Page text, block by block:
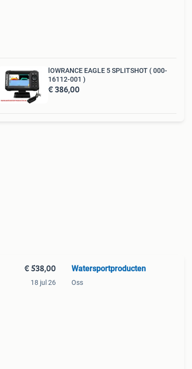
lOWRANCE EAGLE 5 SPLITSHOT ( 000-
16112-001 )
€ 386,00
€ 538,00
18 jul 26
Watersportproducten
Oss